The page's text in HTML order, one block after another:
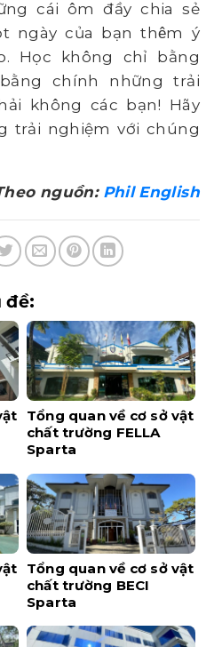
cái ôm đầy chia sẻ
ngày của bạn thêm ý
Học không chỉ bằng
chính những trải
không các bạn! Hãy
trải nghiệm với chúng
nguồn: Phil English
đề:
Tổng quan về cơ sở vật
chất trường FELLA
Sparta
Tổng quan về cơ sở vật
chất trường BECI
Sparta